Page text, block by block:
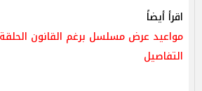
اقرأ أيضاً
التفاصيل